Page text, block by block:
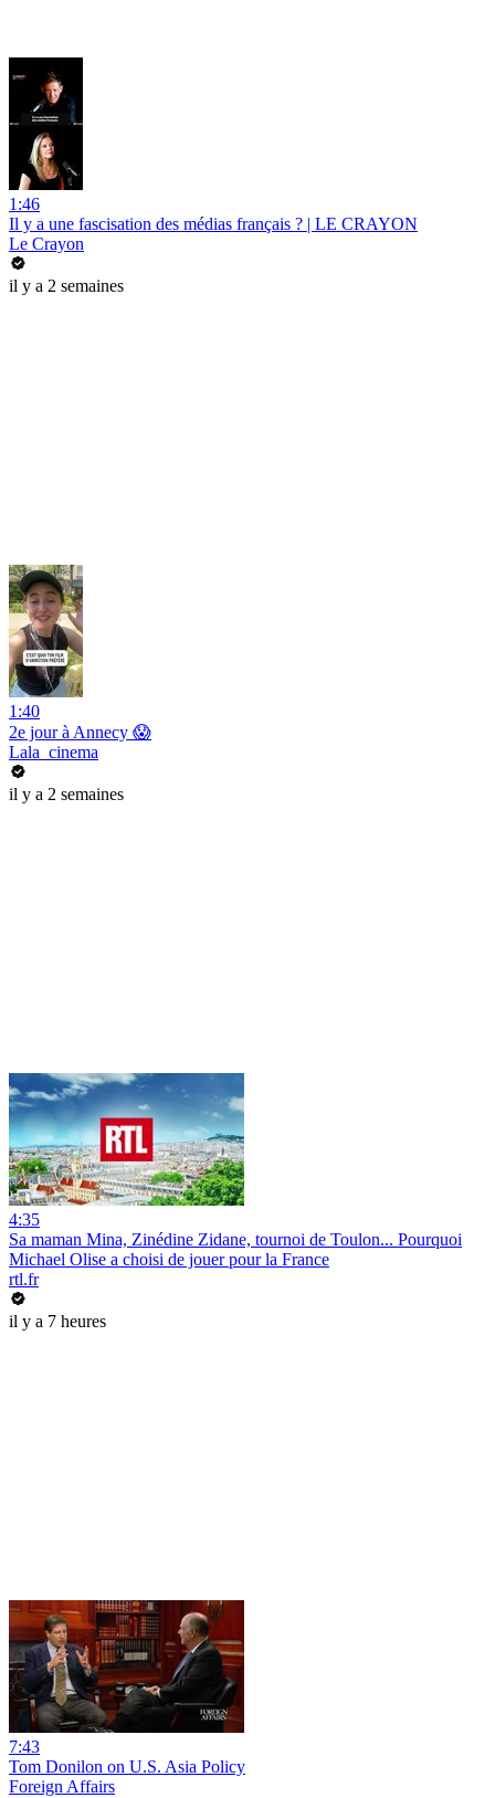
1:46
Il y a une fascisation des médias français ? | LE CRAYON
Le Crayon
il y a 2 semaines
1:40
2e jour à Annecy 😱
Lala_cinema
il y a 2 semaines
4:35
Sa maman Mina, Zinédine Zidane, tournoi de Toulon... Pourquoi
Michael Olise a choisi de jouer pour la France
rtl.fr
il y a 7 heures
7:43
Tom Donilon on U.S. Asia Policy
Foreign Affairs